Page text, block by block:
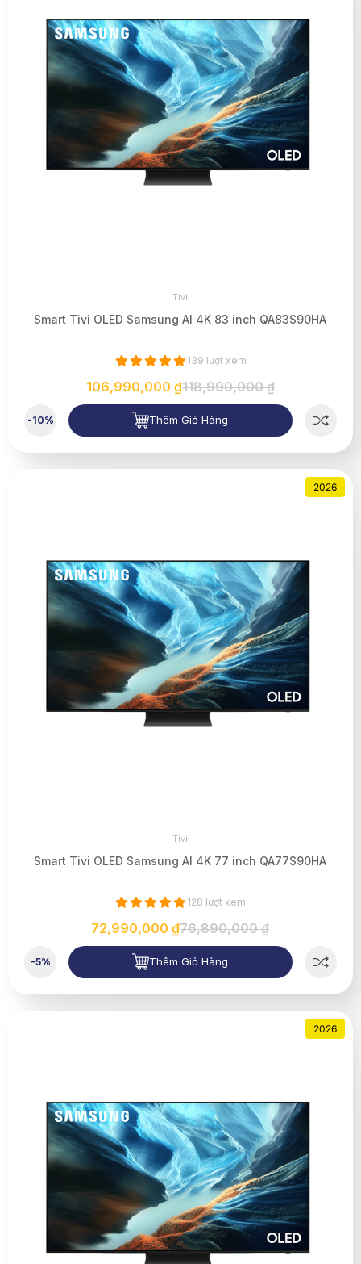
Tivi
Smart Tivi OLED Samsung AI 4K 83 inch QA83S90HA
139 lượt xem
106,990,000 ₫118,990,000 ₫
-10% Thêm Giỏ Hàng
2026
Tivi
Smart Tivi OLED Samsung AI 4K 77 inch QA77S90HA
128 lượt xem
72,990,000 ₫76,890,000 ₫
-5% Thêm Giỏ Hàng
2026